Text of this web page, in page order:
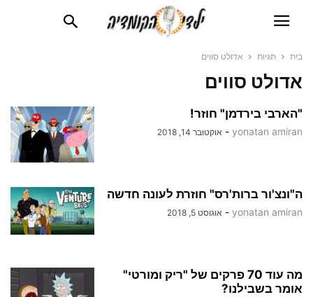
בית תגיות אדולט סווים
אדולט סווים
"הארבי בירדמן" חוזר!
yonatan amiran
- אוקטובר 14, 2018
ה"ונצ'ור ברות'רס" חוזרת לעונה חדשה
yonatan amiran
- אוגוסט 5, 2018
מה עוד 70 פרקים של "ריק ומורטי"
אומר בשבילנו?